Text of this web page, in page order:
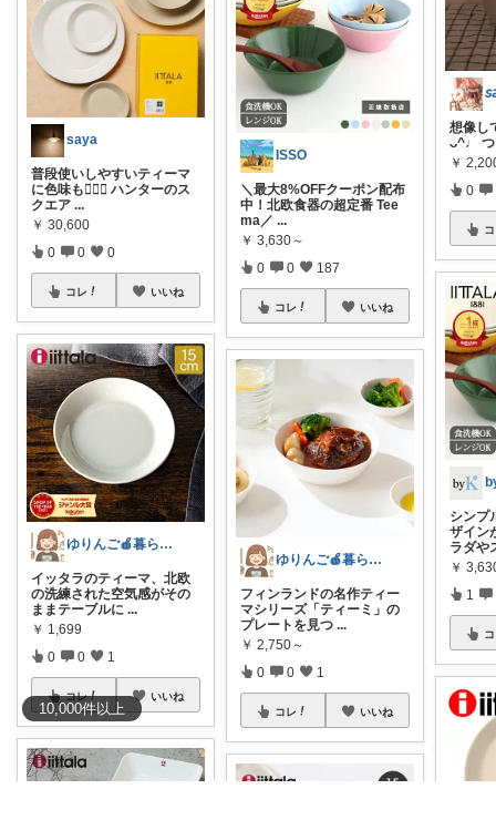
10,000件以上
saya
普段使いしやすいティーマ
に色味も🙆‍♀️✨ ハンターのス
クエア ...
￥ 30,600
0 0 0
コレ いいね
ゆりんご🍎暮らしにまつわるおすすめ品
イッタラのティーマ、北欧
の洗練された空気感がその
ままテーブルに ...
￥ 1,699
0 0 1
コレ いいね
ISSO
＼最大8%OFFクーポン配布
中！北欧食器の超定番 Tee
ma／ ...
￥ 3,630～
0 0 187
コレ いいね
ゆりんご🍎暮らしにまつわるおすすめ品
フィンランドの名作ティー
マシリーズ「ティーミ」の
プレートを見つ ...
￥ 2,750～
0 0 1
コレ いいね
想像し
ᴗ^♩ つ
￥
0
シンプ
ザイン
ラダや
￥
1